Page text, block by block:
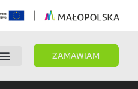
ZAMAWIAM